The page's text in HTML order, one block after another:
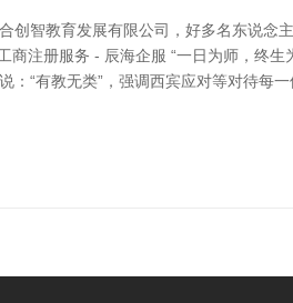
智教育发展有限公司，好多名东说念
注册服务 - 辰海企服 “一日为师，终
“有教无类”，强调西宾应对等对待每